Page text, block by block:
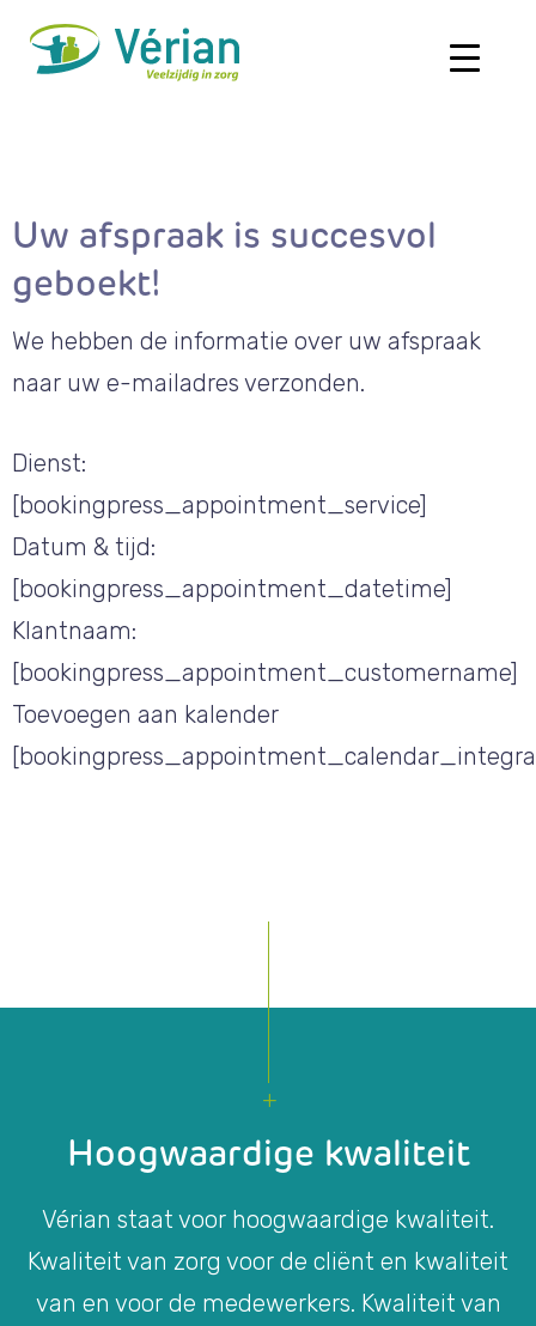
Uw afspraak is succesvol
geboekt!
We hebben de informatie over uw afspraak
naar uw e-mailadres verzonden.
Dienst:
[bookingpress_appointment_service]
Datum & tijd:
[bookingpress_appointment_datetime]
Klantnaam:
[bookingpress_appointment_customername]
Toevoegen aan kalender
Hoogwaardige kwaliteit
Vérian staat voor hoogwaardige kwaliteit.
Kwaliteit van zorg voor de cliënt en kwaliteit
van en voor de medewerkers. Kwaliteit van